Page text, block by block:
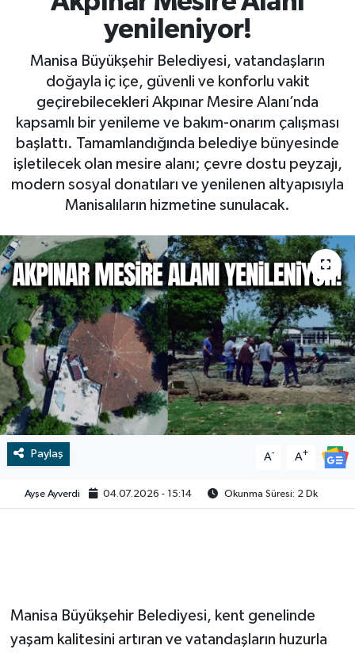
yenileniyor!
Manisa Büyükşehir Belediyesi, vatandaşların
doğayla iç içe, güvenli ve konforlu vakit
geçirebilecekleri Akpınar Mesire Alanı’nda
kapsamlı bir yenileme ve bakım-onarım çalışması
başlattı. Tamamlandığında belediye bünyesinde
işletilecek olan mesire alanı; çevre dostu peyzajı,
modern sosyal donatıları ve yenilenen altyapısıyla
Manisalıların hizmetine sunulacak.
Paylaş A- A+
Ayşe Ayverdi 04.07.2026 - 15:14 Okunma Süresi: 2 Dk
Manisa Büyükşehir Belediyesi, kent genelinde
yaşam kalitesini artıran ve vatandaşların huzurla
RESMİ İLAN
BİLİM VE TEKNOLOJİ
RESMİ İLAN
Yaşam
Tarih
Çevre
Dünya
Künye
SPOR
Vefat
Video